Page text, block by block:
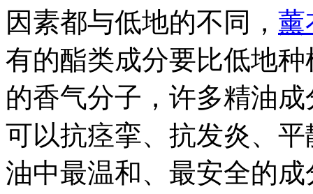
因素都与低地的不同， 薰
有的酯类成分要比低地
的香气分子，许多精油
可以抗痉挛、抗发炎、
油中最温和、最安全的